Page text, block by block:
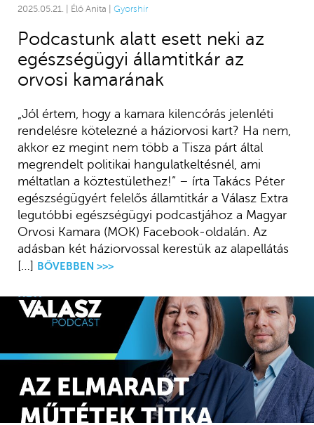
2025.05.21. | Élő Anita | Gyorshír
Podcastunk alatt esett neki az
egészségügyi államtitkár az
orvosi kamarának
„Jól értem, hogy a kamara kilencórás jelenléti
rendelésre kötelezné a háziorvosi kart? Ha nem,
akkor ez megint nem több a Tisza párt által
megrendelt politikai hangulatkeltésnél, ami
méltatlan a köztestülethez!” – írta Takács Péter
egészségügyért felelős államtitkár a Válasz Extra
legutóbbi egészségügyi podcastjához a Magyar
Orvosi Kamara (MOK) Facebook-oldalán. Az
adásban két háziorvossal kerestük az alapellátás
[…] BŐVEBBEN >>>